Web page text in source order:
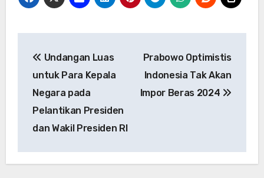
pos
Undangan Luas
untuk Para Kepala
Negara pada
Pelantikan Presiden
dan Wakil Presiden RI
Prabowo Optimistis
Indonesia Tak Akan
Impor Beras 2024